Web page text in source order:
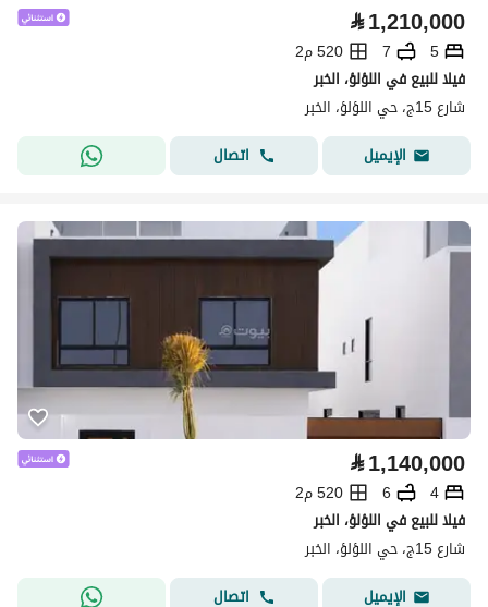
⃁1,210,000
5
7
520 م2
فيلا للبيع في اللؤلؤ، الخبر
شارع 15ج، حي اللؤلؤ، الخبر
الإيميل
اتصال
⃁1,140,000
4
6
520 م2
فيلا للبيع في اللؤلؤ، الخبر
شارع 15ج، حي اللؤلؤ، الخبر
الإيميل
اتصال